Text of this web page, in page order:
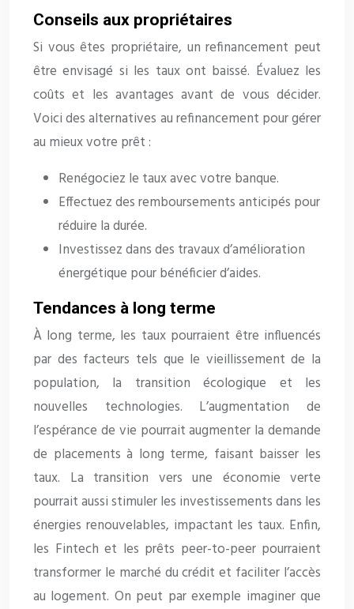
Conseils aux propriétaires
Si vous êtes propriétaire, un refinancement peut
être envisagé si les taux ont baissé. Évaluez les
coûts et les avantages avant de vous décider.
Voici des alternatives au refinancement pour gérer
au mieux votre prêt :
Renégociez le taux avec votre banque.
Effectuez des remboursements anticipés pour
réduire la durée.
Investissez dans des travaux d’amélioration
énergétique pour bénéficier d’aides.
Tendances à long terme
À long terme, les taux pourraient être influencés
par des facteurs tels que le vieillissement de la
population, la transition écologique et les
nouvelles technologies. L’augmentation de
l’espérance de vie pourrait augmenter la demande
de placements à long terme, faisant baisser les
taux. La transition vers une économie verte
pourrait aussi stimuler les investissements dans les
énergies renouvelables, impactant les taux. Enfin,
les Fintech et les prêts peer-to-peer pourraient
transformer le marché du crédit et faciliter l’accès
au logement. On peut par exemple imaginer que